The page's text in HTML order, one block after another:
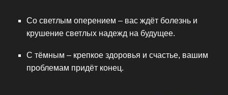
Со светлым оперением – вас ждёт болезнь и
крушение светлых надежд на будущее.
С тёмным – крепкое здоровья и счастье, вашим
проблемам придёт конец.